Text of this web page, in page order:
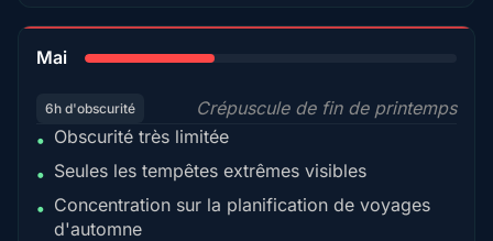
Mai
6h d'obscurité
Crépuscule de fin de printemps
• Obscurité très limitée
• Seules les tempêtes extrêmes visibles
• Concentration sur la planification de voyages
d'automne